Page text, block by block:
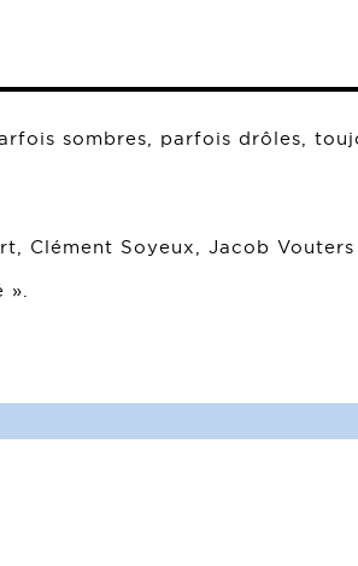
sombres, parfois drôles,
Clément Soyeux, Jacob Vouters